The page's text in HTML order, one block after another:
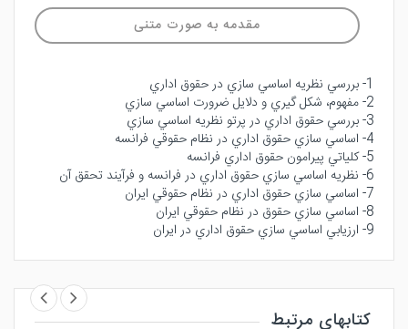
مقدمه به صورت متنی
1- بررسي نظريه اساسي سازي در حقوق اداري
2- مفهوم، شكل گيري و دلايل ضرورت اساسي سازي
3- بررسي حقوق اداري در پرتو نظريه اساسي سازي
4- اساسي سازي حقوق اداري در نظام حقوقي فرانسه
5- كلياتي پيرامون حقوق اداري فرانسه
6- نظريه اساسي سازي حقوق اداري در فرانسه و فرآيند تحقق آن
7- اساسي سازي حقوق اداري در نظام حقوقي ايران
8- اساسي سازي حقوق در نظام حقوقي ايران
9- ارزيابي اساسي سازي حقوق اداري در ايران
کتابهای مرتبط